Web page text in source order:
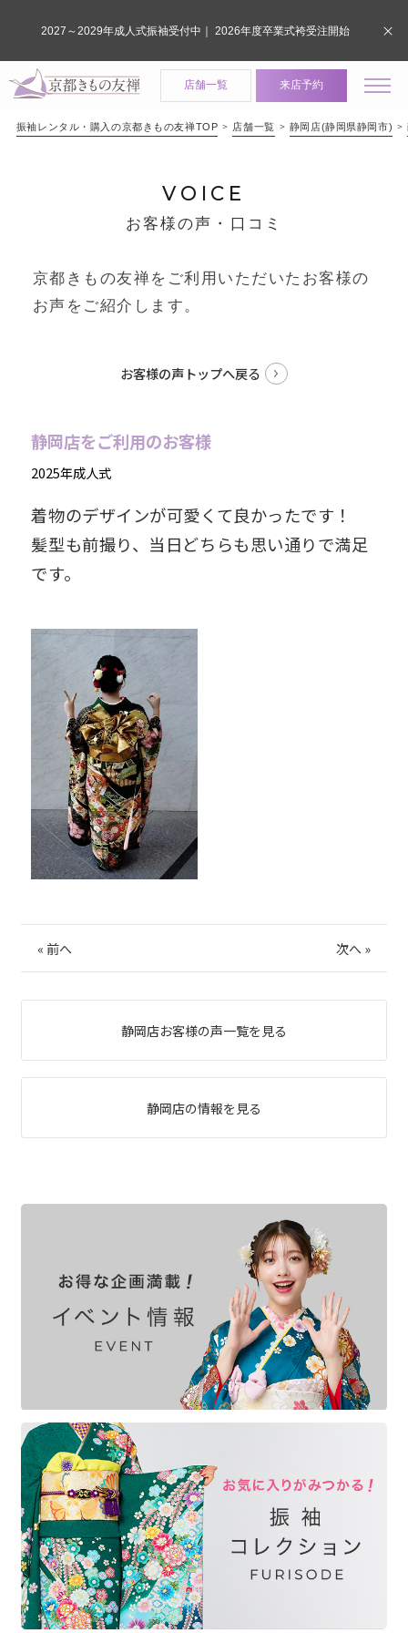
店舗一覧 来店予約
振袖レンタル・購入の京都きもの友禅TOP 店舗一覧 静岡店(静岡県静岡市)
VOICE
お客様の声・口コミ
京都きもの友禅をご利用いただいたお客様の
お声をご紹介します。
お客様の声トップへ戻る
静岡店をご利用のお客様
2025年成人式
着物のデザインが可愛くて良かったです！
髪型も前撮り、当日どちらも思い通りで満足
です。
« 前へ 次へ »
静岡店お客様の声一覧を見る
静岡店の情報を見る
2027～2029年成人式振袖受付中｜ 2026年度卒業式袴受注開始